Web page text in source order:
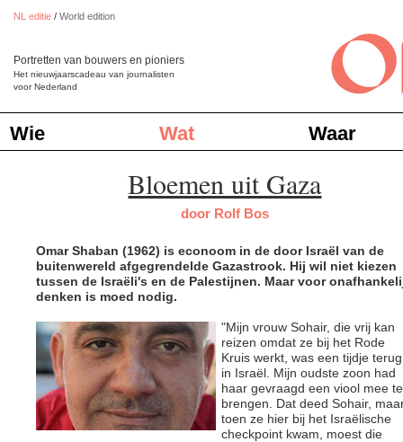
NL editie / World edition
Het nieuwjaarscadeau van journalisten
voor Nederland
Portretten van bouwers en pioniers
Wie Wat Waar
Bloemen uit Gaza
door Rolf Bos
Omar Shaban (1962) is econoom in de door Israël van de
buitenwereld afgegrendelde Gazastrook. Hij wil niet kiezen
tussen de Israëli's en de Palestijnen. Maar voor
denken is moed nodig.
"Mijn vrouw Sohair, die vrij kan
reizen omdat ze bij het Rode
Kruis werkt, was een tijdje terug
in Israël. Mijn oudste zoon had
haar gevraagd een viool mee te
brengen. Dat deed Sohair,
toen ze hier bij het Israëlische
checkpoint kwam, moest die